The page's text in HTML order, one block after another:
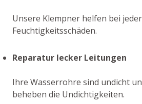
Unsere Klempner helfen bei
Feuchtigkeitsschäden.
Reparatur lecker Leitungen
Ihre Wasserrohre sind undicht
beheben die Undichtigkeiten.